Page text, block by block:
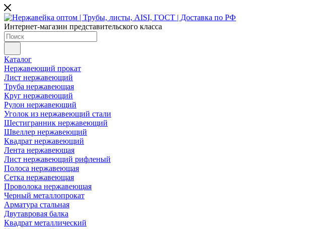
Интернет-магазин представительского класса
Каталог
Нержавеющий прокат
Лист нержавеющий
Труба нержавеющая
Круг нержавеющий
Рулон нержавеющий
Уголок из нержавеющий стали
Шестигранник нержавеющий
Швеллер нержавеющий
Квадрат нержавеющий
Лента нержавеющая
Лист нержавеющий рифленый
Полоса нержавеющая
Сетка нержавеющая
Проволока нержавеющая
Черный металлопрокат
Арматура стальная
Двутавровая балка
Квадрат металлический